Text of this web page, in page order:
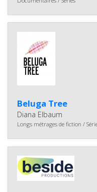
Beluga Tree
Diana Elbaum
Longs métrages de fiction /